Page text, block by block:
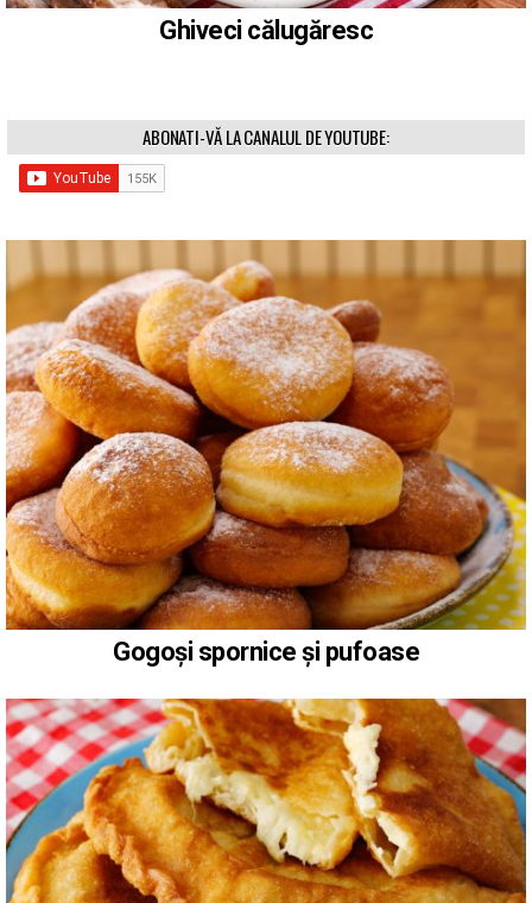
Ghiveci călugăresc
ABONATI-VĂ LA CANALUL DE YOUTUBE:
Gogoși spornice și pufoase